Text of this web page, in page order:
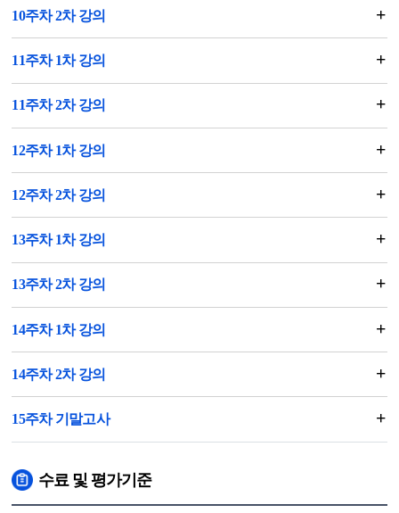
10주차 2차 강의
11주차 1차 강의
11주차 2차 강의
12주차 1차 강의
12주차 2차 강의
13주차 1차 강의
13주차 2차 강의
14주차 1차 강의
14주차 2차 강의
15주차 기말고사
수료 및 평가기준